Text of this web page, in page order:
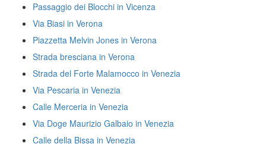
Passaggio dei Blocchi in Vicenza
Via Biasi in Verona
Piazzetta Melvin Jones in Verona
Strada bresciana in Verona
Strada del Forte Malamocco in Venezia
Via Pescaria in Venezia
Calle Merceria in Venezia
Via Doge Maurizio Galbaio in Venezia
Calle della Bissa in Venezia